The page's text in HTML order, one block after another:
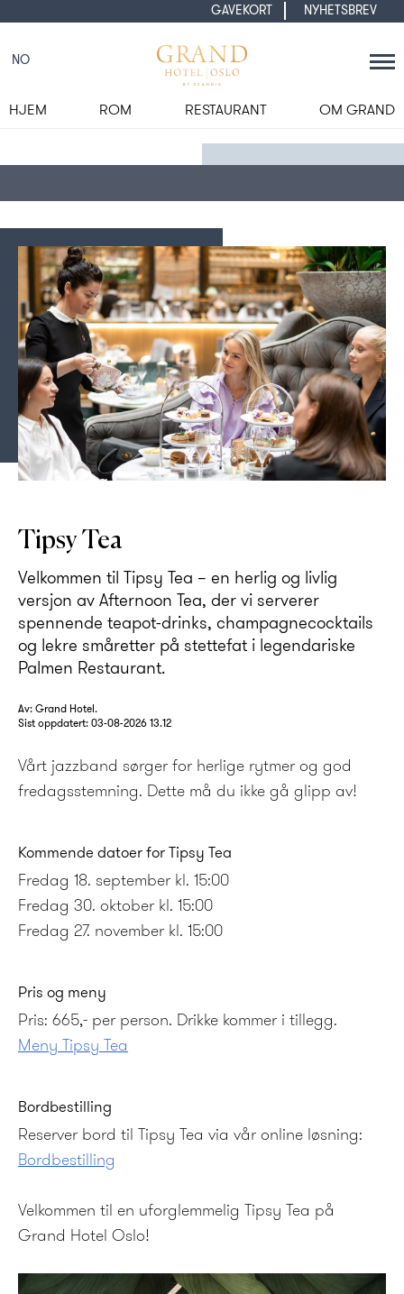
GAVEKORT NYHETSBREV
NO
HJEM ROM RESTAURANT OM GRAND
Tipsy Tea på Grand Hotel Oslo
Tipsy Tea
Velkommen til Tipsy Tea – en herlig og livlig
versjon av Afternoon Tea, der vi serverer
spennende teapot-drinks, champagnecocktails
og lekre småretter på stettefat i legendariske
Palmen Restaurant.
Av: Grand Hotel.
Sist oppdatert:03-08-2026 13.12
Vårt jazzband sørger for herlige rytmer og god
fredagsstemning. Dette må du ikke gå glipp av!
Kommende datoer for Tipsy Tea
Fredag 18. september kl. 15:00
Fredag 30. oktober kl. 15:00
Fredag 27. november kl. 15:00
Pris og meny
Pris: 665,- per person. Drikke kommer i tillegg.
Meny Tipsy Tea
Bordbestilling
Reserver bord til Tipsy Tea via vår online løsning:
Bordbestilling
Velkommen til en uforglemmelig Tipsy Tea på
Grand Hotel Oslo!